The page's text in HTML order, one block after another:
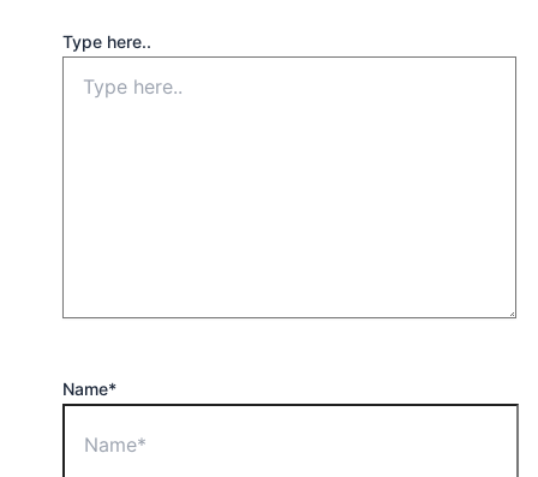
Type here..
Name*